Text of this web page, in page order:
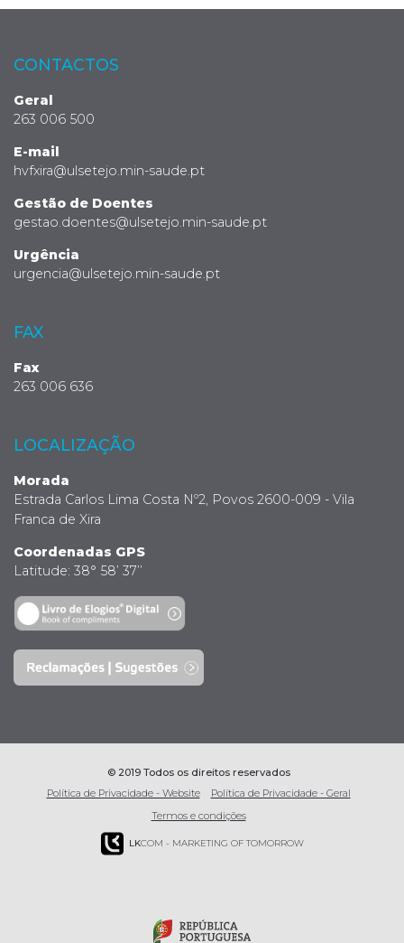
CONTACTOS
Geral
263 006 500
E-mail
hvfxira@ulsetejo.min-saude.pt
Gestão de Doentes
gestao.doentes@ulsetejo.min-saude.pt
Urgência
urgencia@ulsetejo.min-saude.pt
FAX
Fax
263 006 636
LOCALIZAÇÃO
Morada
Estrada Carlos Lima Costa Nº2, Povos 2600-009 - Vila
Franca de Xira
Coordenadas GPS
Latitude: 38° 58’ 37’’
© 2019 Todos os direitos reservados
Política de Privacidade - Website
Política de Privacidade - Geral
Termos e condições
LKCOM - MARKETING OF TOMORROW